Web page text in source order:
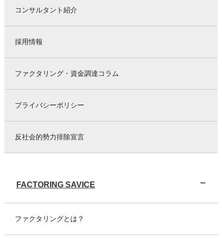
コンサルタント紹介
採用情報
ファクタリング・資金調達コラム
プライバシーポリシー
反社会的勢力排除宣言
FACTORING SAVICE
ファクタリングとは？